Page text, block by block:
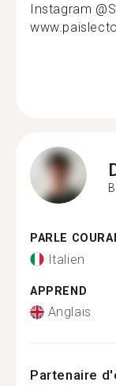
Instagram
PARLE
Italien
APPREND
Anglais
Partenaire